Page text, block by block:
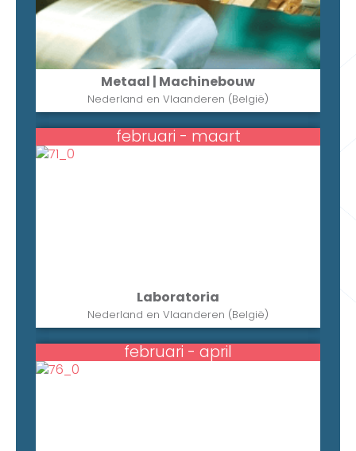
Metaal | Machinebouw
Nederland en Vlaanderen (België)
februari - maart
Laboratoria
Nederland en Vlaanderen (België)
februari - april